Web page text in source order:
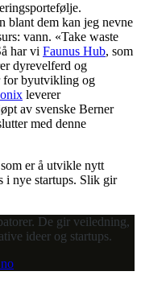
blant dem kan jeg nevne
vann. «Take waste
har vi Faunus Hub, som
dyrevelferd og
for byutvikling og
leverer
av svenske Berner
med denne
er å utvikle nytt
i nye startups. Slik gir
De gir veiledning,
ideer og startups.